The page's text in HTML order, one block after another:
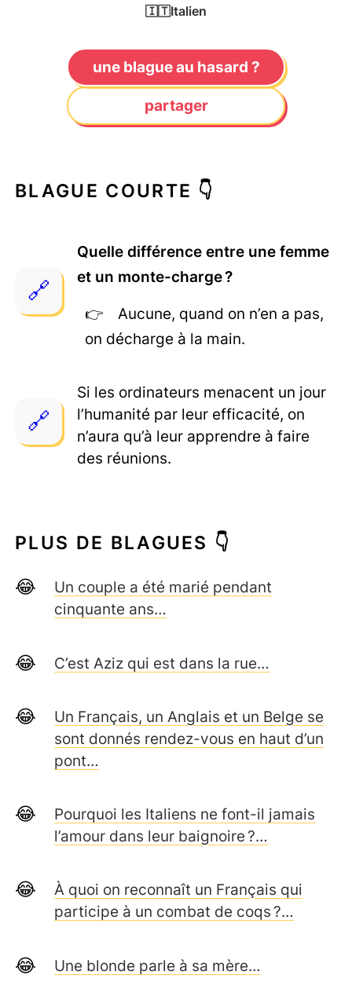
🇮🇹Italien
une blague au hasard ?
partager
BLAGUE COURTE 👇
Quelle différence entre une femme
et un monte-charge ?
Aucune, quand on n’en a pas,
on décharge à la main.
Si les ordinateurs menacent un jour
l’humanité par leur efficacité, on
n’aura qu’à leur apprendre à faire
des réunions.
PLUS DE BLAGUES 👇
Un couple a été marié pendant
cinquante ans…
C’est Aziz qui est dans la rue…
Un Français, un Anglais et un Belge se
sont donnés rendez-vous en haut d’un
pont…
Pourquoi les Italiens ne font-il jamais
l’amour dans leur baignoire ?…
À quoi on reconnaît un Français qui
participe à un combat de coqs ?…
Une blonde parle à sa mère…